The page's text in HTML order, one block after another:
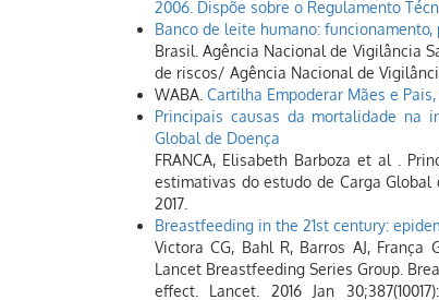
2006. Dispõe sobre o Regulamento
Banco de leite humano:
Brasil. Agência Nacional de Vigilância
de riscos/ Agência Nacional de
WABA. Cartilha Empoderar Mães e
Principais causas da mortalidade na
Global de Doença
FRANCA, Elisabeth Barboza et al .
estimativas do estudo de Carga Global
2017.
Breastfeeding in the 21st century:
Victora CG, Bahl R, Barros AJ, França
Lancet Breastfeeding Series Group.
effect. Lancet. 2016 Jan